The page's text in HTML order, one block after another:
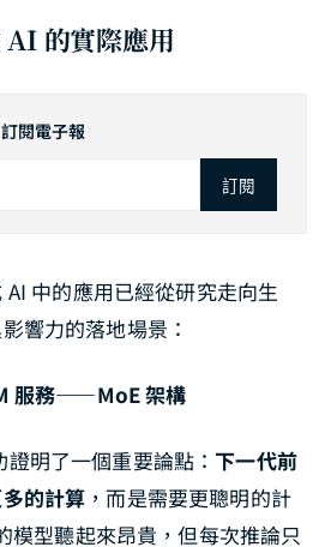
的實際應用
閱電子報
訂閱
中的應用已經從研究走向生
響力的落地場景：
服務——MoE 架構
證明了一個重要論點：下一代前
的計算 ，而是需要更聰明的計
模型聽起來昂貴，但每次推論只